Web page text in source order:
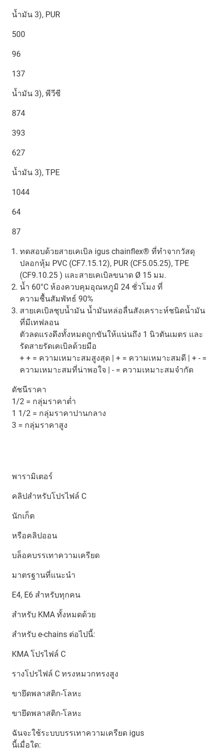
น้ำมัน 3), PUR
500
96
137
น้ำมัน 3), พีวีซี
874
393
627
น้ำมัน 3), TPE
1044
64
87
ทดสอบด้วยสายเคเบิล igus chainflex® ที่ทำจากวัสดุ
ปลอกหุ้ม PVC (CF7.15.12), PUR (CF5.05.25), TPE
(CF9.10.25 ) และสายเคเบิลขนาด Ø 15 มม.
น้ำ 60°C ห้องควบคุมอุณหภูมิ 24 ชั่วโมง ที่
ความชื้นสัมพัทธ์ 90%
สายเคเบิลชุบน้ำมัน น้ำมันหล่อลื่นสังเคราะห์ชนิดน้ำมัน
ที่มีเทฟลอน
ตัวลดแรงดึงทั้งหมดถูกขันให้แน่นถึง 1 นิวตันเมตร และ
รัดสายรัดเคเบิลด้วยมือ
+ + = ความเหมาะสมสูงสุด | + = ความเหมาะสมดี | + - =
ความเหมาะสมที่น่าพอใจ | - = ความเหมาะสมจำกัด
ดัชนีราคา
1/2 = กลุ่มราคาต่ำ
1 1/2 = กลุ่มราคาปานกลาง
3 = กลุ่มราคาสูง
พารามิเตอร์
คลิปสำหรับโปรไฟล์ C
นักเก็ต
หรือคลิปออน
บล็อคบรรเทาความเครียด
มาตรฐานที่แนะนำ
E4, E6 สำหรับทุกคน
สำหรับ KMA ทั้งหมดด้วย
สำหรับ e-chains ต่อไปนี้:
KMA โปรไฟล์ C
รางโปรไฟล์ C ทรงหมวกทรงสูง
ขายึดพลาสติก-โลหะ
ขายึดพลาสติก-โลหะ
ฉันจะใช้ระบบบรรเทาความเครียด igus
นี้เมื่อใด: